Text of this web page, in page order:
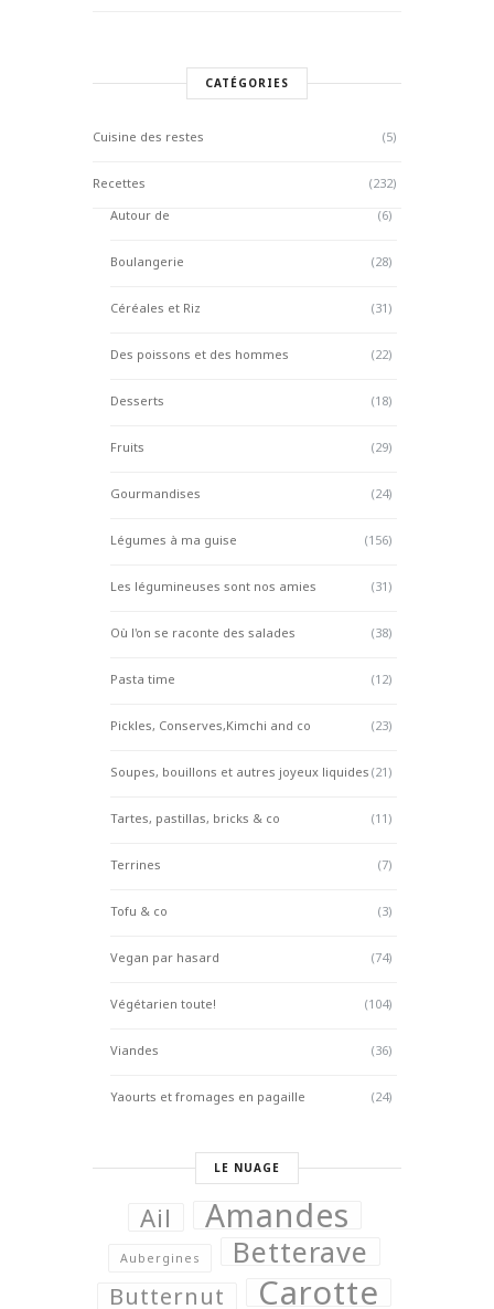
CATÉGORIES
Cuisine des restes (5)
Recettes
(232)
Autour de
(6)
Boulangerie (28)
Céréales et Riz (31)
Des poissons et des hommes (22)
Desserts (18)
Fruits (29)
Gourmandises (24)
Légumes à ma guise (156)
Les légumineuses sont nos amies (31)
Où l'on se raconte des salades (38)
Pasta time (12)
Pickles, Conserves,Kimchi and co (23)
Soupes, bouillons et autres joyeux liquides (21)
Tartes, pastillas, bricks & co (11)
Terrines (7)
Tofu & co (3)
Vegan par hasard (74)
Végétarien toute! (104)
Viandes (36)
Yaourts et fromages en pagaille (24)
LE NUAGE
Ail Amandes
Aubergines Betterave
Butternut Carotte